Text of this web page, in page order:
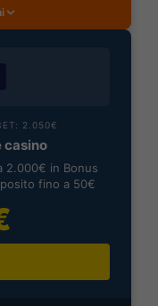
2.050€
casino
2.000€ in Bonus
fino a 50€